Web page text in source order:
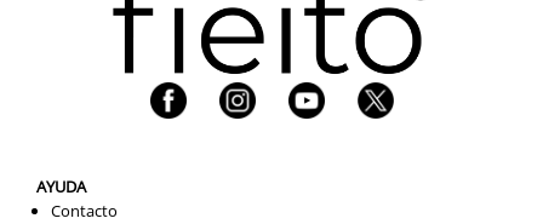
AYUDA
Contacto